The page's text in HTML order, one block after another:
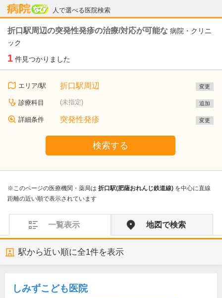
人で選べる医院検索
病院なび
折口駅周辺の突発性発疹の治療/対応が可能な 病院・クリニ
ック
1 件見つかりました
エリア/駅 折口駅周辺 変更
診療科目 (未指定) 追加
詳細条件 突発性発疹 変更
検索する
※このページの医療機関・薬局は 折口駅(肥薩おれんじ鉄道線) を中心に直線
距離の近い順で表示されています
一覧表示 地図で検索
駅から近い順に全1件を表示
しみずこども医院